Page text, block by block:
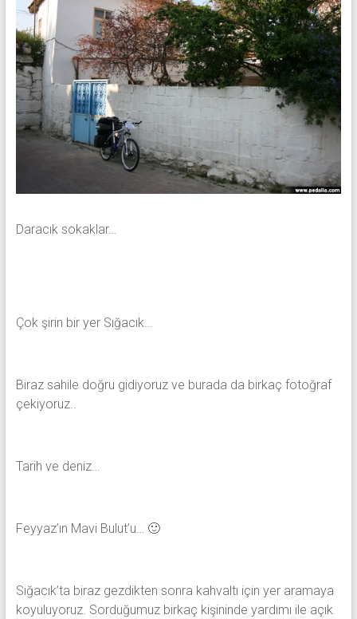
Daracık sokaklar…
Çok şirin bir yer Sığacık…
Biraz sahile doğru gidiyoruz ve burada da birkaç fotoğraf
çekiyoruz..
Tarih ve deniz…
Feyyaz’ın Mavi Bulut’u… 🙂
Sığacık’ta biraz gezdikten sonra kahvaltı için yer aramaya
koyuluyoruz. Sorduğumuz birkaç kişininde yardımı ile açık